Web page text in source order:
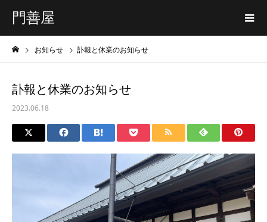
門善屋
お知らせ 訃報と休業のお知らせ
訃報と休業のお知らせ
2023.06.18